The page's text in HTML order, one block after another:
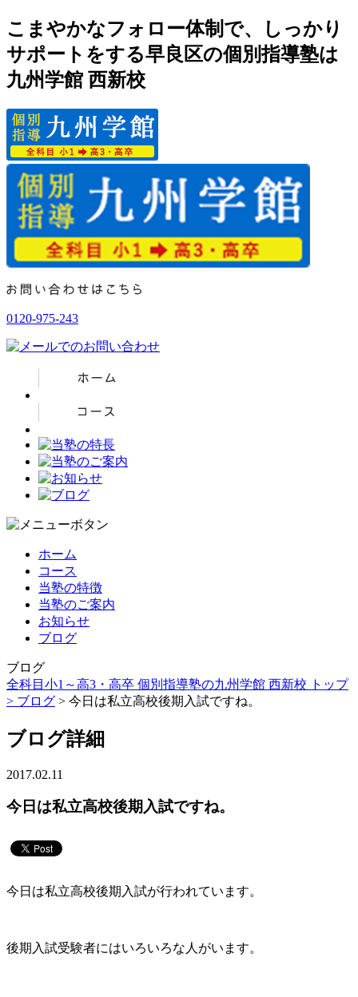
こまやかなフォロー体制で、しっかり
サポートをする早良区の個別指導塾は
九州学館 西新校
0120-975-243
ホーム
コース
当塾の特徴
当塾のご案内
お知らせ
ブログ
ブログ
全科目小1～高3・高卒 個別指導塾の九州学館 西新校 トップ
> ブログ > 今日は私立高校後期入試ですね。
ブログ詳細
2017.02.11
今日は私立高校後期入試ですね。
今日は私立高校後期入試が行われています。
後期入試受験者にはいろいろな人がいます。